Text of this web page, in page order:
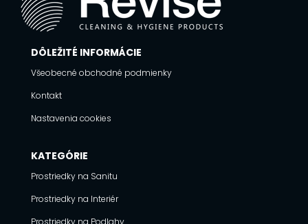
DÔLEŽITÉ INFORMÁCIE
Všeobecné obchodné podmienky
Kontakt
Nastavenia cookies
KATEGÓRIE
Prostriedky na Sanitu
Prostriedky na Interiér
Prostriedky na Podlahy